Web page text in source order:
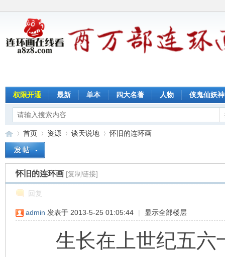
权限开通 最新 单本 四大名著 人物 侠鬼仙妖神
»
首页
›
资源
›
谈天说地 怀旧的连环画
怀旧的连环画 [复制链接]
回复
admin 发表于 2013-5-25 01:05:44 | 显示全部楼层
生长在上世纪五六